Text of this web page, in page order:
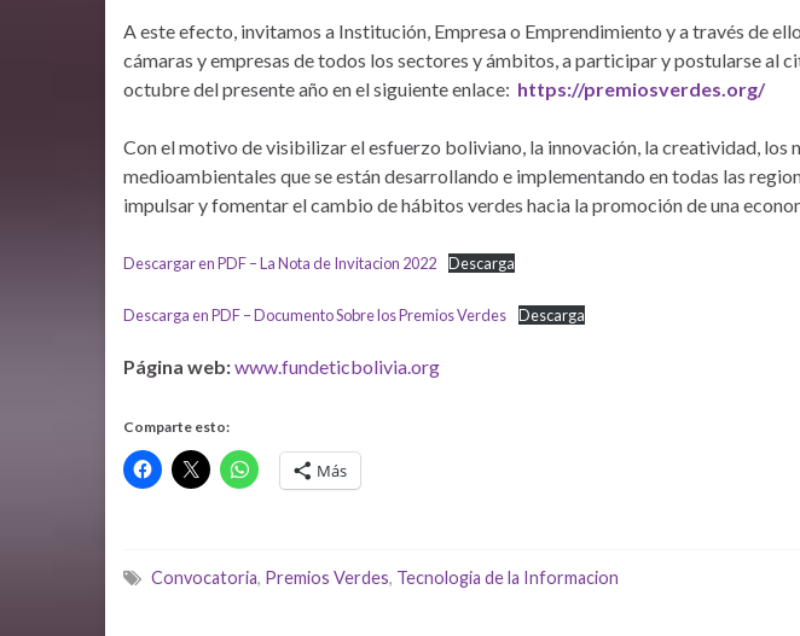
A este efecto, invitamos a Institución, Empresa o Emprendimiento y a través de
cámaras y empresas de todos los sectores y ámbitos, a participar y postularse al
octubre del presente año en el siguiente enlace: https://premiosverdes.org/
Con el motivo de visibilizar el esfuerzo boliviano, la innovación, la creatividad, los
medioambientales que se están desarrollando e implementando en todas las
impulsar y fomentar el cambio de hábitos verdes hacia la promoción de una
Descargar en PDF – La Nota de Invitacion 2022 Descarga
Descarga en PDF – Documento Sobre los Premios Verdes Descarga
Página web:www.fundeticbolivia.org
Comparte esto:
Más
Convocatoria, Premios Verdes, Tecnologia de la Informacion